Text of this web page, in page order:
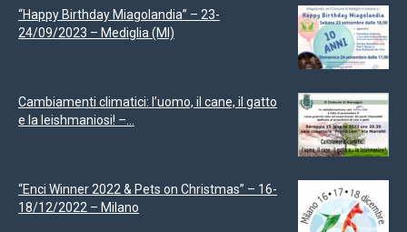
“Happy Birthday Miagolandia” – 23-
24/09/2023 – Mediglia (MI)
Cambiamenti climatici: l’uomo, il cane, il gatto
e la leishmaniosi! –...
“Enci Winner 2022 & Pets on Christmas” – 16-
18/12/2022 – Milano